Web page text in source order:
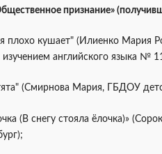
признание»
плохо кушает" (Илиенко Мария
английского языка №
(Смирнова Мария, ГБДОУ
(В снегу стояла ёлочка)»